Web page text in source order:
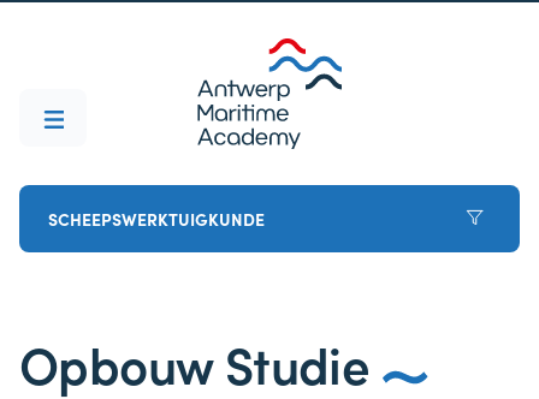
SCHEEPSWERKTUIGKUNDE
Opbouw Studie